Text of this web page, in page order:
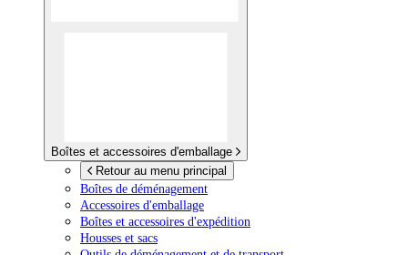
Boîtes et accessoires d'emballage
Retour au menu principal
Boîtes de déménagement
Accessoires d'emballage
Boîtes et accessoires d'expédition
Housses et sacs